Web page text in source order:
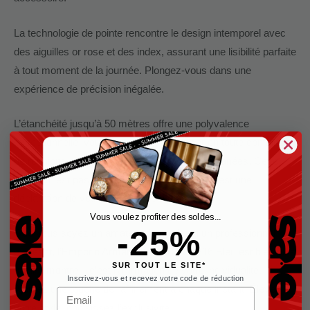
La technologie de pointe rencontre le design intemporel avec
des aiguilles or rose et des index, assurant une lisibilité parfaite
à tout moment de la journée. Plongez-vous dans une
expérience de précision inégalée.
L’étanchéité jusqu’à 50 mètres offre une polyvalence
exceptionnelle, vous permettant de passer en toute confiance
de réunions élégantes à des escapades spontanées. Cette
montre n’est pas seulement un accessoire, c’est une
déclaration de votre style de vie dynamique.
Que vous soyez un amateur de mode ou un professionnel
exigeant, l’Emporio Armani Renato AR11216 Bleu est bien plus
qu’une montre – c’est l’affirmation de votre individualité.
Ajoutez une touche de raffinement à chaque instant. Élevez
Vous voulez profiter des soldes...
-25%
SUR TOUT LE SITE*
Inscrivez-vous et recevez votre code de réduction
Email